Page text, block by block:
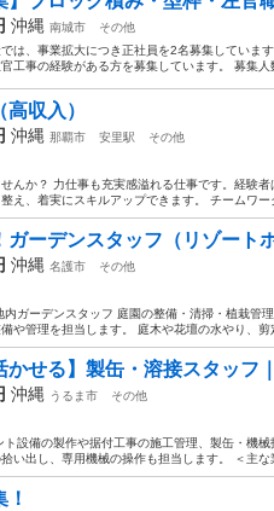
沖縄 南城市
その他
は、事業拡大につき正社員を2名募集していま
工事の経験がある方を募集しています。 募集人
収入）
沖縄 那覇市 安里駅
その他
んか？ 力仕事も充実感溢れる仕事です。経験
え、着実にスキルアップできます。 チームワ
ガーデンスタッフ（リゾート
沖縄 名護市
その他
内ガーデンスタッフ 庭園の整備・清掃・植栽管
や管理を担当します。 庭木や花壇の水やり、剪
かせる】製缶・溶接スタッフ
沖縄 うるま市
その他
ト設備の製作や据付工事の施工管理、製缶・機
い出し、専用機械の操作も担当します。 ＜主